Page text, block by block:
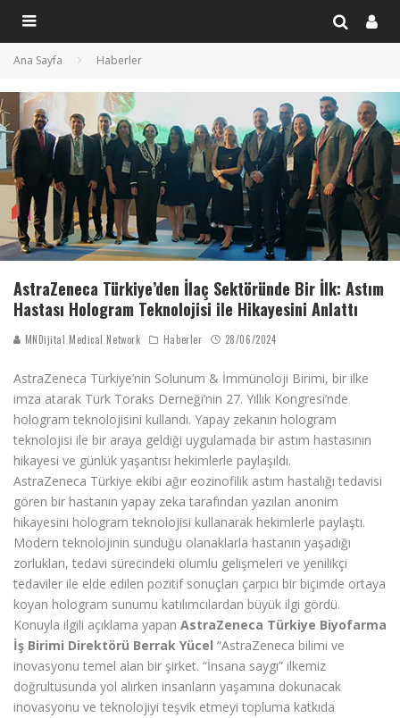
Ana Sayfa Haberler
AstraZeneca Türkiye’den İlaç Sektöründe Bir İlk: Astım
Hastası Hologram Teknolojisi ile Hikayesini Anlattı
MNDijital Medical Network Haberler 28/06/2024
AstraZeneca Türkiye’nin Solunum & İmmünoloji Birimi, bir ilke
imza atarak Türk Toraks Derneği’nin 27. Yıllık Kongresi’nde
hologram teknolojisini kullandı. Yapay zekanın hologram
teknolojisi ile bir araya geldiği uygulamada bir astım hastasının
hikayesi ve günlük yaşantısı hekimlerle paylaşıldı.
AstraZeneca Türkiye ekibi ağır eozinofilik astım hastalığı tedavisi
gören bir hastanın yapay zeka tarafından yazılan anonim
hikayesini hologram teknolojisi kullanarak hekimlerle paylaştı.
Modern teknolojinin sunduğu olanaklarla hastanın yaşadığı
zorlukları, tedavi sürecindeki olumlu gelişmeleri ve yenilikçi
tedaviler ile elde edilen pozitif sonuçları çarpıcı bir biçimde ortaya
koyan hologram sunumu katılımcılardan büyük ilgi gördü.
Konuyla ilgili açıklama yapan AstraZeneca Türkiye Biyofarma
İş Birimi Direktörü Berrak Yücel “AstraZeneca bilimi ve
inovasyonu temel alan bir şirket. “İnsana saygı” ilkemiz
doğrultusunda yol alırken insanların yaşamına dokunacak
inovasyonu ve teknolojiyi teşvik etmeyi topluma katkıda